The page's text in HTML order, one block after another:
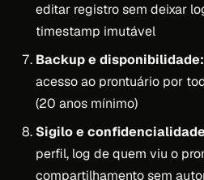
editar registro sem deixar
timestamp imutável
Backup e disponibilidade:
acesso ao prontuário por
(20 anos mínimo)
Sigilo e
perfil, log de quem viu o
compartilhamento sem